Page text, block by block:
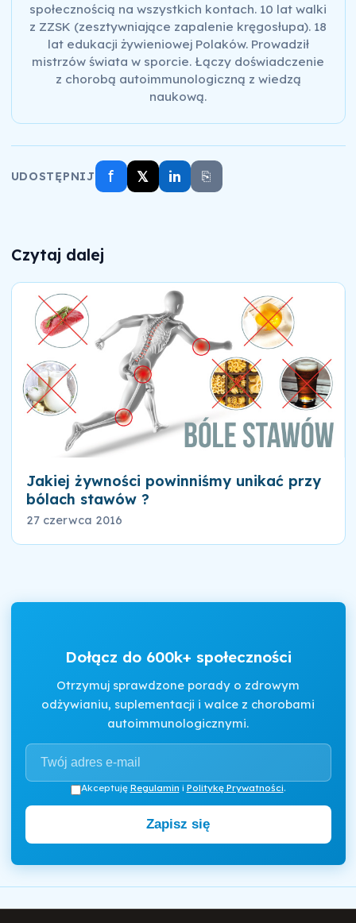
społecznością na wszystkich kontach. 10 lat walki
z ZZSK (zesztywniające zapalenie kręgosłupa). 18
lat edukacji żywieniowej Polaków. Prowadził
mistrzów świata w sporcie. Łączy doświadczenie
z chorobą autoimmunologiczną z wiedzą
naukową.
UDOSTĘPNIJ f 𝕏 in ⎘
Czytaj dalej
Jakiej żywności powinniśmy unikać przy
bólach stawów ?
27 czerwca 2016
Dołącz do 600k+ społeczności
Otrzymuj sprawdzone porady o zdrowym
odżywianiu, suplementacji i walce z chorobami
autoimmunologicznymi.
Akceptuję Regulamin i Politykę Prywatności.
Zapisz się